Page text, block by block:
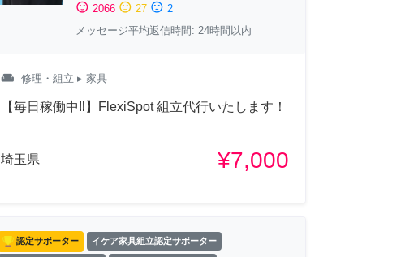
sentiment_satisfied 2066 sentiment_neutral 27 sentiment_dissatisfied 2
メッセージ平均返信時間: 24時間以内
weekend 修理・組立 ▸ 家具
【毎日稼働中‼︎】FlexiSpot 組立代行いたします！
埼玉県 ¥7,000
認定サポーター イケア家具組立認定サポーター